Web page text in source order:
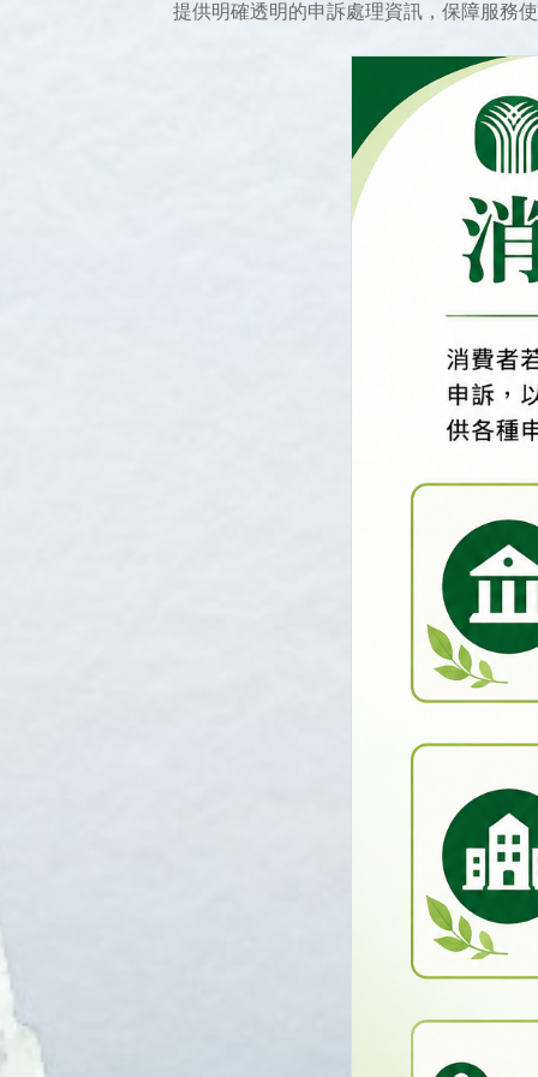
提供明確透明的申訴處理資訊，保障服務